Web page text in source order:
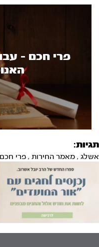
פרי חכם -
תגיות:
אשלג , מאמר החירות , פרי חכם